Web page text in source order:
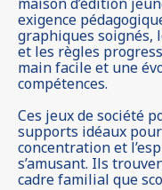
exigence
graphiques soignés,
et les règles
main facile et une
compétences.
Ces jeux de société
supports idéaux
concentration et
s’amusant. Ils
cadre familial que